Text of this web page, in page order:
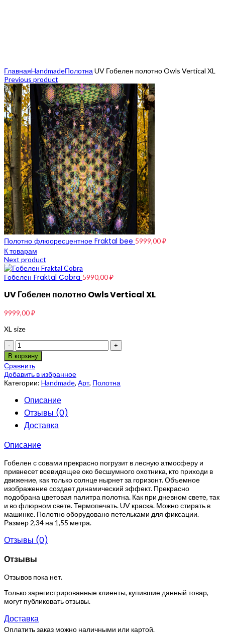
ГлавнаяHandmadeПолотна UV Гобелен полотно Owls Vertical XL
Previous product
Полотно флюоресцентное Fraktal bee 5999,00₽
К товарам
Next product
Гобелен Fraktal Cobra 5990,00₽
UV Гобелен полотно Owls Vertical XL
9999,00₽
XL size
Количество
В корзину
Сравнить
Добавить в избранное
Категории: Handmade, Арт, Полотна
Описание
Отзывы (0)
Доставка
Описание
Гобелен с совами прекрасно погрузит в лесную атмосферу и
привнесет всевидящее око бесшумного охотника, кто приходи в
движение, как только солнце нырнет за горизонт. Объемное
изображение создает динамический эффект. Прекрасно
подобрана цветовая палитра полотна. Как при дневном свете, так
и во флюрном свете. Термопечать. UV краска. Можно стирать в
машинке. Полотно оборудовано петельками для фиксации.
Размер 2,34 на 1,55 метра.
Отзывы (0)
Отзывы
Отзывов пока нет.
Только зарегистрированные клиенты, купившие данный товар,
могут публиковать отзывы.
Доставка
Оплатить заказ можно наличными или картой.